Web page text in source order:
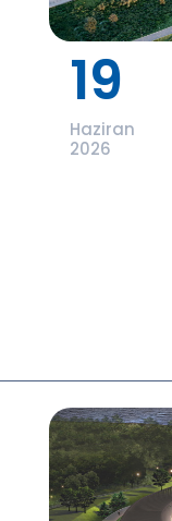
19
Haziran
2026